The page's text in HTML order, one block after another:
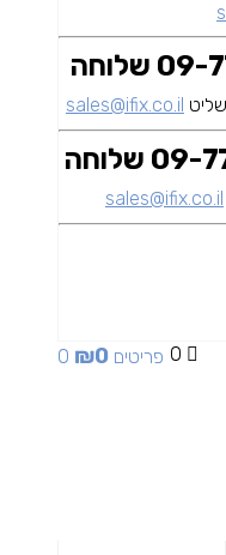
09-7739940 שלוחה
sales@ifix.co.il
09-7739940 שלוחה
sales@ifix.co.il
0 0 פריטים ₪0